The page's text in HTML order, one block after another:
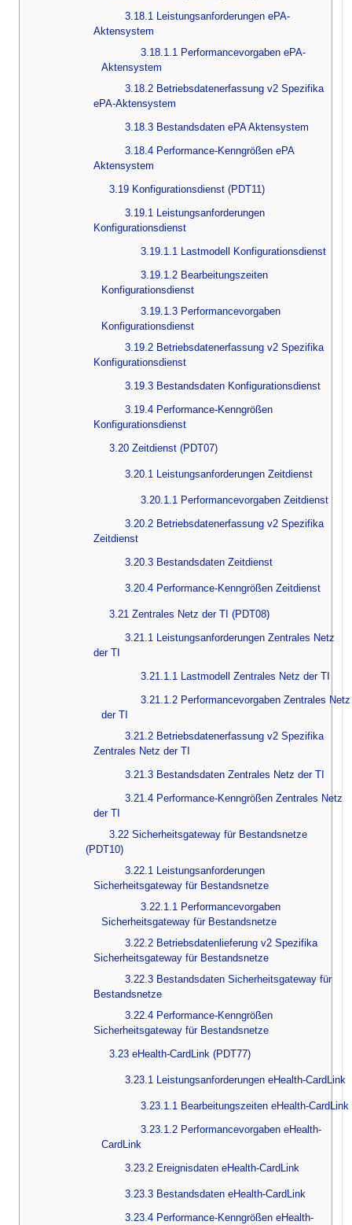
3.18.1 Leistungsanforderungen ePA-
Aktensystem
3.18.1.1 Performancevorgaben ePA-
Aktensystem
3.18.2 Betriebsdatenerfassung v2 Spezifika
ePA-Aktensystem
3.18.3 Bestandsdaten ePA Aktensystem
3.18.4 Performance-Kenngrößen ePA
Aktensystem
3.19 Konfigurationsdienst (PDT11)
3.19.1 Leistungsanforderungen
Konfigurationsdienst
3.19.1.1 Lastmodell Konfigurationsdienst
3.19.1.2 Bearbeitungszeiten
Konfigurationsdienst
3.19.1.3 Performancevorgaben
Konfigurationsdienst
3.19.2 Betriebsdatenerfassung v2 Spezifika
Konfigurationsdienst
3.19.3 Bestandsdaten Konfigurationsdienst
3.19.4 Performance-Kenngrößen
Konfigurationsdienst
3.20 Zeitdienst (PDT07)
3.20.1 Leistungsanforderungen Zeitdienst
3.20.1.1 Performancevorgaben Zeitdienst
3.20.2 Betriebsdatenerfassung v2 Spezifika
Zeitdienst
3.20.3 Bestandsdaten Zeitdienst
3.20.4 Performance-Kenngrößen Zeitdienst
3.21 Zentrales Netz der TI (PDT08)
3.21.1 Leistungsanforderungen Zentrales Netz
der TI
3.21.1.1 Lastmodell Zentrales Netz der TI
3.21.1.2 Performancevorgaben Zentrales Netz
der TI
3.21.2 Betriebsdatenerfassung v2 Spezifika
Zentrales Netz der TI
3.21.3 Bestandsdaten Zentrales Netz der TI
3.21.4 Performance-Kenngrößen Zentrales Netz
der TI
3.22 Sicherheitsgateway für Bestandsnetze
(PDT10)
3.22.1 Leistungsanforderungen
Sicherheitsgateway für Bestandsnetze
3.22.1.1 Performancevorgaben
Sicherheitsgateway für Bestandsnetze
3.22.2 Betriebsdatenlieferung v2 Spezifika
Sicherheitsgateway für Bestandsnetze
3.22.3 Bestandsdaten Sicherheitsgateway für
Bestandsnetze
3.22.4 Performance-Kenngrößen
Sicherheitsgateway für Bestandsnetze
3.23 eHealth-CardLink (PDT77)
3.23.1 Leistungsanforderungen eHealth-CardLink
3.23.1.1 Bearbeitungszeiten eHealth-CardLink
3.23.1.2 Performancevorgaben eHealth-
CardLink
3.23.2 Ereignisdaten eHealth-CardLink
3.23.3 Bestandsdaten eHealth-CardLink
3.23.4 Performance-Kenngrößen eHealth-